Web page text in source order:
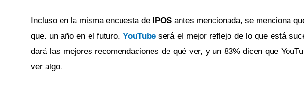
Incluso en la misma encuesta de IPOS antes mencionada, se menciona
que, un año en el futuro, YouTubeserá el mejor reflejo de lo que está
dará las mejores recomendaciones de qué ver, y un 83% dicen que
ver algo.